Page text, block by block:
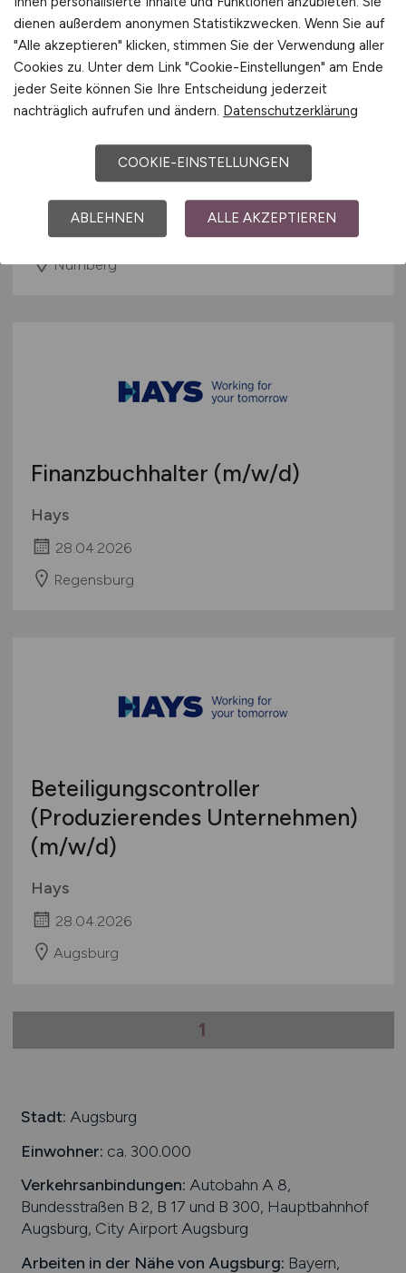
Hays
Nürnberg
Finanzbuchhalter (m/w/d)
Hays
28.04.2026
Regensburg
Beteiligungscontroller
(Produzierendes Unternehmen)
(m/w/d)
Hays
28.04.2026
Augsburg
1
Stadt: Augsburg
Einwohner: ca. 300.000
Verkehrsanbindungen: Autobahn A 8,
Bundesstraßen B 2, B 17 und B 300, Hauptbahnhof
Augsburg, City Airport Augsburg
Arbeiten in der Nähe von Augsburg: Bayern,
dienen außerdem anonymen Statistikzwecken. Wenn Sie auf
"Alle akzeptieren" klicken, stimmen Sie der Verwendung aller
Cookies zu. Unter dem Link "Cookie-Einstellungen" am Ende
jeder Seite können Sie Ihre Entscheidung jederzeit
nachträglich aufrufen und ändern. Datenschutzerklärung
COOKIE-EINSTELLUNGEN
ABLEHNEN ALLE AKZEPTIEREN